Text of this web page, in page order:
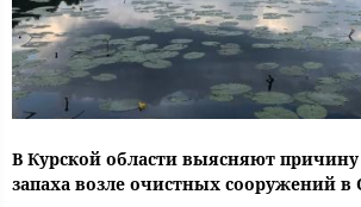
В Курской области выясняют
запаха возле очистных сооружений в